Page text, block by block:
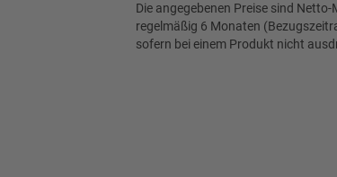
Die angegebenen Preise sind
regelmäßig 6 Monaten
sofern bei einem Produkt nicht